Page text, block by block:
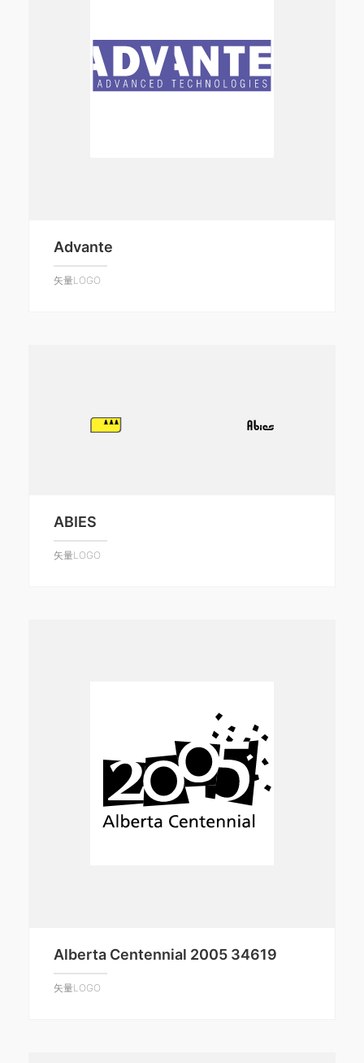
Advante
矢量LOGO
ABIES
矢量LOGO
Alberta Centennial 2005 34619
矢量LOGO